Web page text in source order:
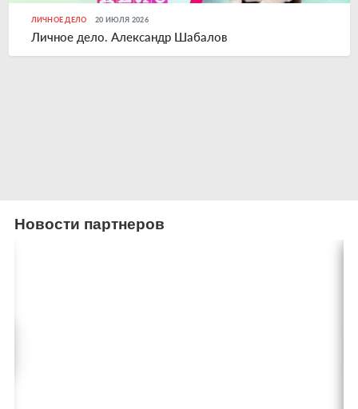
ЛИЧНОЕ ДЕЛО 20 ИЮЛЯ 2026
Личное дело. Александр Шабалов
Новости партнеров